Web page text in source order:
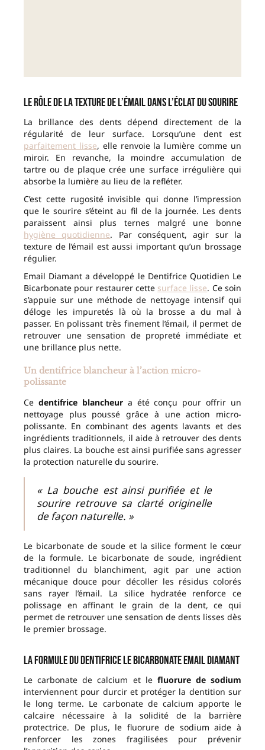
Le rôle de la texture de l’émail dans l’éclat du sourire
La brillance des dents dépend directement de la
régularité de leur surface. Lorsqu’une dent est
parfaitement lisse, elle renvoie la lumière comme un
miroir. En revanche, la moindre accumulation de
tartre ou de plaque crée une surface irrégulière qui
absorbe la lumière au lieu de la refléter.
C’est cette rugosité invisible qui donne l’impression
que le sourire s’éteint au fil de la journée. Les dents
paraissent ainsi plus ternes malgré une bonne
hygiène quotidienne. Par conséquent, agir sur la
texture de l’émail est aussi important qu’un brossage
régulier.
Email Diamant a développé le Dentifrice Quotidien Le
Bicarbonate pour restaurer cette surface lisse. Ce soin
s’appuie sur une méthode de nettoyage intensif qui
déloge les impuretés là où la brosse a du mal à
passer. En polissant très finement l’émail, il permet de
retrouver une sensation de propreté immédiate et
une brillance plus nette.
Un dentifrice blancheur à l’action micro-
polissante
Ce dentifrice blancheura été conçu pour offrir un
nettoyage plus poussé grâce à une action micro-
polissante. En combinant des agents lavants et des
ingrédients traditionnels, il aide à retrouver des dents
plus claires. La bouche est ainsi purifiée sans agresser
la protection naturelle du sourire.
« La bouche est ainsi purifiée et le
sourire retrouve sa clarté originelle
de façon naturelle. »
Le bicarbonate de soude et la silice forment le cœur
de la formule. Le bicarbonate de soude, ingrédient
traditionnel du blanchiment, agit par une action
mécanique douce pour décoller les résidus colorés
sans rayer l’émail. La silice hydratée renforce ce
polissage en affinant le grain de la dent, ce qui
permet de retrouver une sensation de dents lisses dès
le premier brossage.
La formule du Dentifrice Le Bicarbonate Email Diamant
Le carbonate de calcium et le fluorure de sodium
interviennent pour durcir et protéger la dentition sur
le long terme. Le carbonate de calcium apporte le
calcaire nécessaire à la solidité de la barrière
protectrice. De plus, le fluorure de sodium aide à
renforcer les zones fragilisées pour prévenir